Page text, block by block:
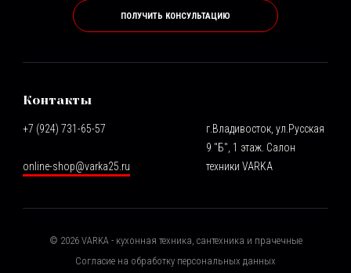
ПОЛУЧИТЬ КОНСУЛЬТАЦИЮ
Контакты
+7 (924) 731-65-57
online-shop@varka25.ru
г.Владивосток, ул.Русская
9 "Б", 1 этаж. Салон
техники VARKA
© 2026VARKA - кухонная техника, сантехника и прачечные
Согласие на обработку персональных данных